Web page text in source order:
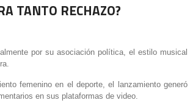
TANTO RECHAZO?
por su asociación política, el estilo musical
femenino en el deporte, el lanzamiento generó
en sus plataformas de video.